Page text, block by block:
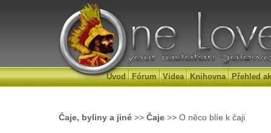
Úvod Fórum Videa Knihovna Přehled
Čaje, byliny a jiné >> Čaje >> O něco blíe k čaji